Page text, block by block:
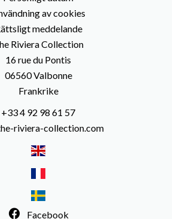
av cookies
meddelande
Riviera Collection
16 rue du Pontis
06560Valbonne
Frankrike
+33 4 92 98 61 57
riviera-collection.com
Facebook